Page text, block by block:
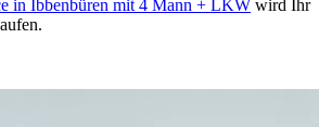
in Ibbenbüren mit 4 Mann + LKW wird Ihr